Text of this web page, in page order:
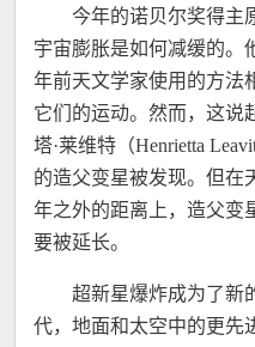
今年的诺贝尔奖得主
宇宙膨胀是如何减缓的。
年前天文学家使用的方法
它们的运动。然而，这说
塔·莱维特（Henrietta
的造父变星被发现。但在
年之外的距离上，造父变
要被延长。
超新星爆炸成为了新
代，地面和太空中的更先